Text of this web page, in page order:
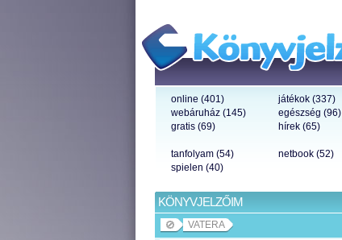
online (401) játékok (337)
webáruház (145)
egészség (96)
gratis (69)
hírek (65)
tanfolyam (54)
netbook (52)
spielen (40)
KÖNYVJELZŐIM
VATERA